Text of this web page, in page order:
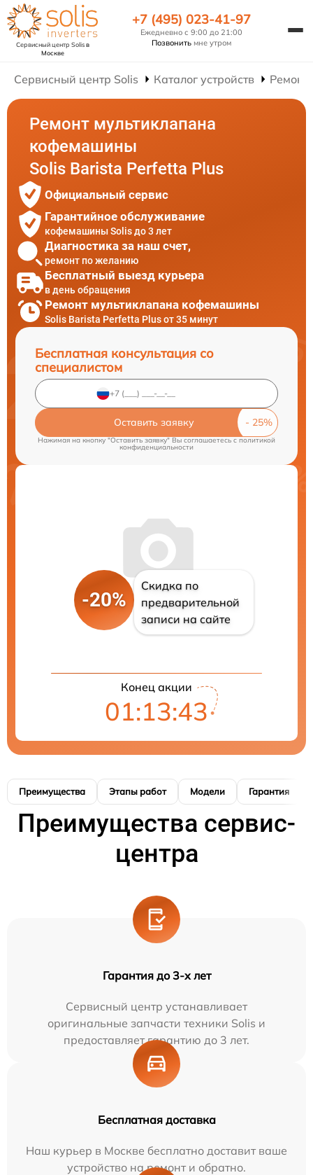
Сервисный центр Solisв
Москве
+7 (495) 023-41-97
Ежедневно с 9:00 до 21:00
Позвонить мне утром
Сервисный центр Solis Каталог устройств
Ремонт мультиклапана
кофемашины
Solis Barista Perfetta Plus
Официальный сервис
Гарантийное обслуживание
кофемашины Solis до 3 лет
Диагностика за наш счет,
ремонт по желанию
Бесплатный выезд курьера
в день обращения
Ремонт мультиклапана кофемашины
Solis Barista Perfetta Plus от 35 минут
Бесплатная консультация со
специалистом
Оставить заявку
Нажимая на кнопку "Оставить заявку" Вы соглашаетесь cполитикой
конфиденциальности
-20%
Скидка по
предварительной
записи на сайте
Конец акции
01:13:42
Преимущества Этапы работ Модели Гарантия
Преимущества сервис-
центра
Гарантия до 3-х лет
Сервисный центр устанавливает
оригинальные запчасти техники Solis и
предоставляет гарантию до 3 лет.
Бесплатная доставка
Наш курьер в Москве бесплатно доставит ваше
устройство на ремонт и обратно.